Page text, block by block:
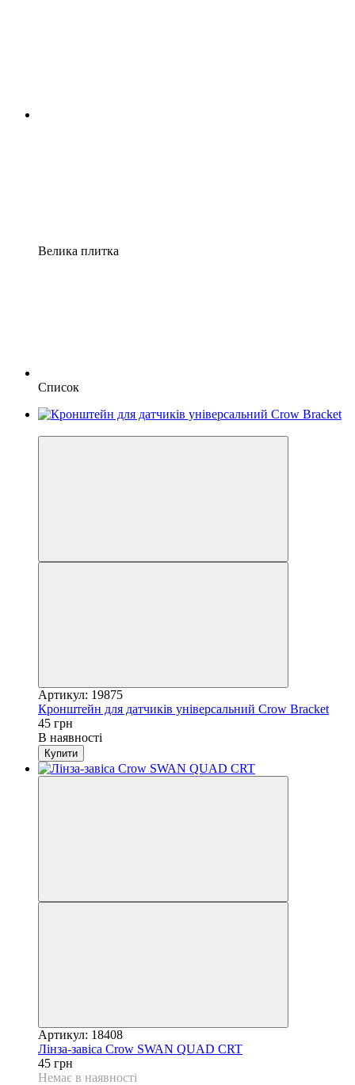
Велика плитка
Список
Артикул: 19875
Кронштейн для датчиків універсальний Сrow Bracket
45 грн
В наявності
Купити
Артикул: 18408
Лінза-завіса Crow SWAN QUAD CRT
45 грн
Немає в наявності